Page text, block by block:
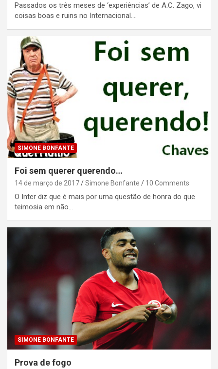
Passados os três meses de ‘experiências’ de A.C. Zago, vi
coisas boas e ruins no Internacional.…
SIMONE BONFANTE
Foi sem querer querendo…
14 de março de 2017 Simone Bonfante 10 Comments
O Inter diz que é mais por uma questão de honra do que
teimosia em não…
SIMONE BONFANTE
Prova de fogo